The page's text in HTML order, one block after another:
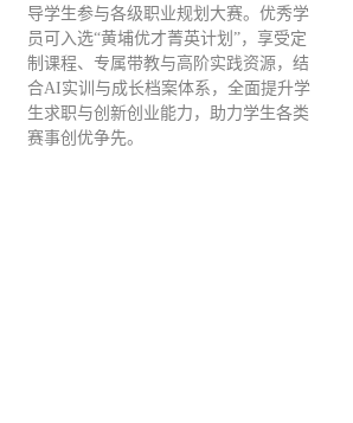
导学生参与各级职业规划大赛。优秀学
员可入选“黄埔优才菁英计划”，享受定
制课程、专属带教与高阶实践资源，结
合AI实训与成长档案体系，全面提升学
生求职与创新创业能力，助力学生各类
赛事创优争先。